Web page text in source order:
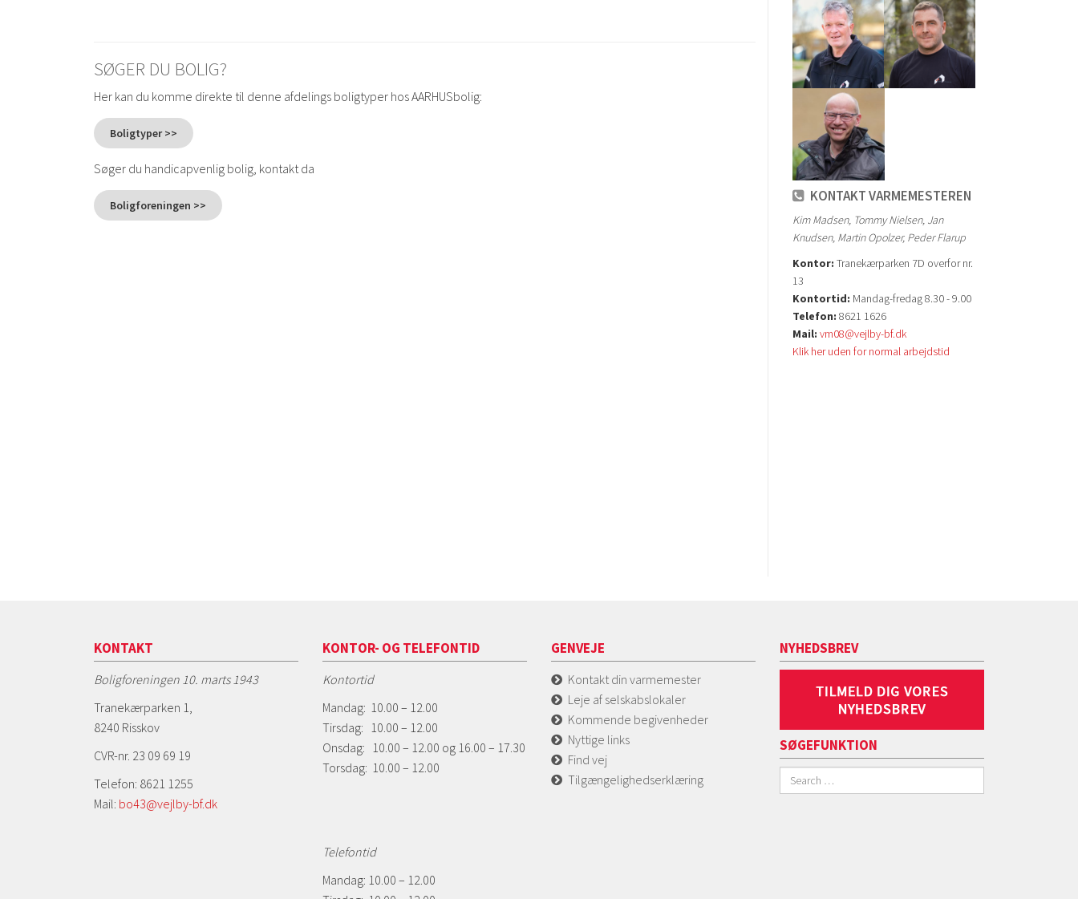
SØGER DU BOLIG?
Her kan du komme direkte til denne afdelings boligtyper hos AARHUSbolig:
Boligtyper >>
Søger du handicapvenlig bolig, kontakt da
Boligforeningen >>
KONTAKT VARMEMESTEREN
Kim Madsen, Tommy Nielsen, Jan
Knudsen, Martin Opolzer, Peder Flarup
Kontor: Tranekærparken 7D overfor nr.
13
Kontortid: Mandag-fredag 8.30 - 9.00
Telefon: 8621 1626
Mail: vm08@vejlby-bf.dk
Klik her uden for normal arbejdstid
KONTAKT
Boligforeningen 10. marts 1943
Tranekærparken 1,
8240 Risskov
CVR-nr. 23 09 69 19
Telefon: 8621 1255
Mail: bo43@vejlby-bf.dk
KONTOR- OG TELEFONTID
Kontortid
Mandag: 10.00 – 12.00
Tirsdag: 10.00 – 12.00
Onsdag: 10.00 – 12.00 og 16.00 – 17.30
Torsdag: 10.00 – 12.00
Telefontid
Mandag: 10.00 – 12.00
GENVEJE
Kontakt din varmemester
Leje af selskabslokaler
Kommende begivenheder
Nyttige links
Find vej
Tilgængelighedserklæring
NYHEDSBREV
SØGEFUNKTION